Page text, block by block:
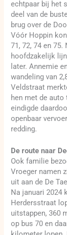
echtpaar bij het
deel van de
brug over de
Vóór Hoppin
71, 72, 74 en
hoofdzakelijk
later. Annemie
wandeling van
Veldstraat
hen met de
eindigde
openbaar
redding.
De route naar
Ook familie
Vroeger namen
uit aan de De
Na januari 2024
Herdersstraat
uitstappen, 360
op bus 70 en